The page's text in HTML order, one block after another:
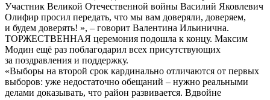
Участник Великой Отечественной войны Василий Яковлевич
Олифир просил передать, что мы вам доверяли, доверяем,
и будем доверять! », – говорит Валентина Ильинична.
ТОРЖЕСТВЕННАЯ церемония подошла к концу. Максим
Модин ещё раз поблагодарил всех присутствующих
за поздравления и поддержку.
«Выборы на второй срок кардинально отличаются от первых
выборов: уже недостаточно обещаний – нужно реальными
делами доказывать, что район развивается. Вдвойне